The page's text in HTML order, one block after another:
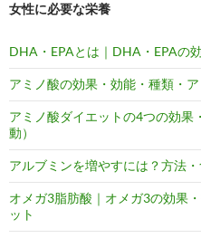
女性に必要な栄養
DHA・EPAとは｜DHA・EPAの
アミノ酸の効果・効能・種類・
アミノ酸ダイエットの4つの効果
動）
アルブミンを増やすには？方法
オメガ3脂肪酸｜オメガ3の効果
ット